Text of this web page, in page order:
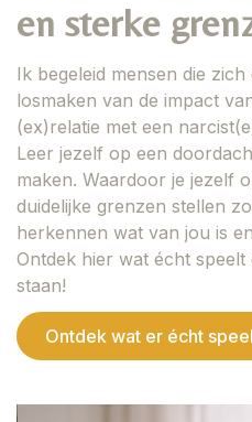
en sterke
Ik begeleid mensen die
losmaken van de impact
(ex)relatie met een
Leer jezelf op een
maken. Waardoor je jezelf
duidelijke grenzen stellen
herkennen wat van jou is
Ontdek hier wat écht
staan!
Ontdek wat er écht